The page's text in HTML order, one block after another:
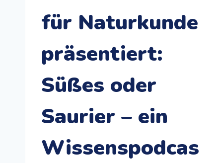
für Naturkunde
präsentiert:
Süßes oder
Saurier – ein
Wissenspodcas